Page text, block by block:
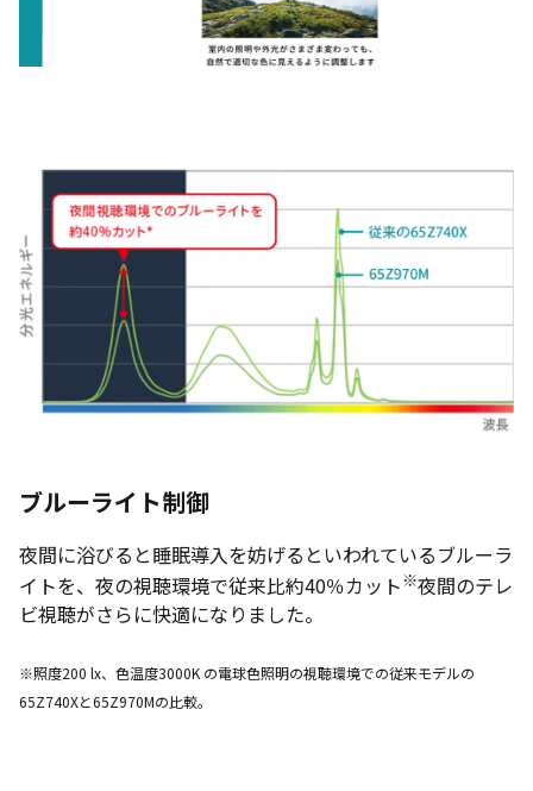
ブルーライト制御
夜間に浴びると睡眠導入を妨げるといわれているブルーラ
イトを、夜の視聴環境で従来比約40％カット ※夜間のテレ
ビ視聴がさらに快適になりました。
※照度200 lx、色温度3000K の電球色照明の視聴環境での従来モデルの
65Z740Xと65Z970Mの比較。